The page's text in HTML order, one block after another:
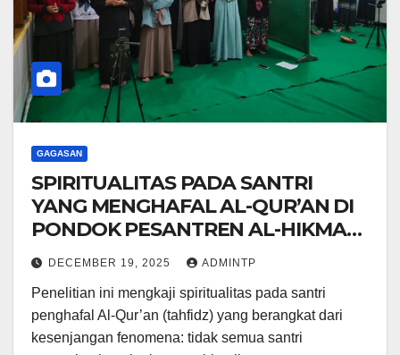
GAGASAN
SPIRITUALITAS PADA SANTRI
YANG MENGHAFAL AL-QUR’AN DI
PONDOK PESANTREN AL-HIKMAH
KARTASURA
DECEMBER 19, 2025 ADMINTP
Penelitian ini mengkaji spiritualitas pada santri
penghafal Al-Qur’an (tahfidz) yang berangkat dari
kesenjangan fenomena: tidak semua santri